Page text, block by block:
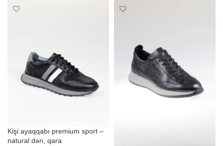
Kişi ayaqqabı premium sport –
natural dəri, qara